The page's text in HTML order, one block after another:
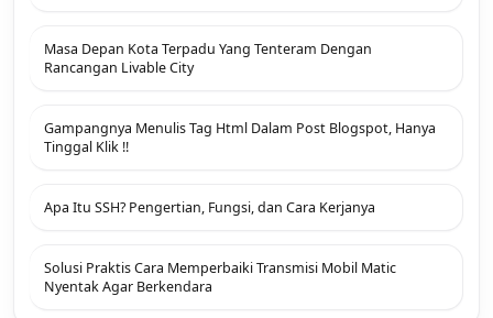
Masa Depan Kota Terpadu Yang Tenteram Dengan
Rancangan Livable City
Gampangnya Menulis Tag Html Dalam Post Blogspot, Hanya
Tinggal Klik !!
Apa Itu SSH? Pengertian, Fungsi, dan Cara Kerjanya
Solusi Praktis Cara Memperbaiki Transmisi Mobil Matic
Nyentak Agar Berkendara